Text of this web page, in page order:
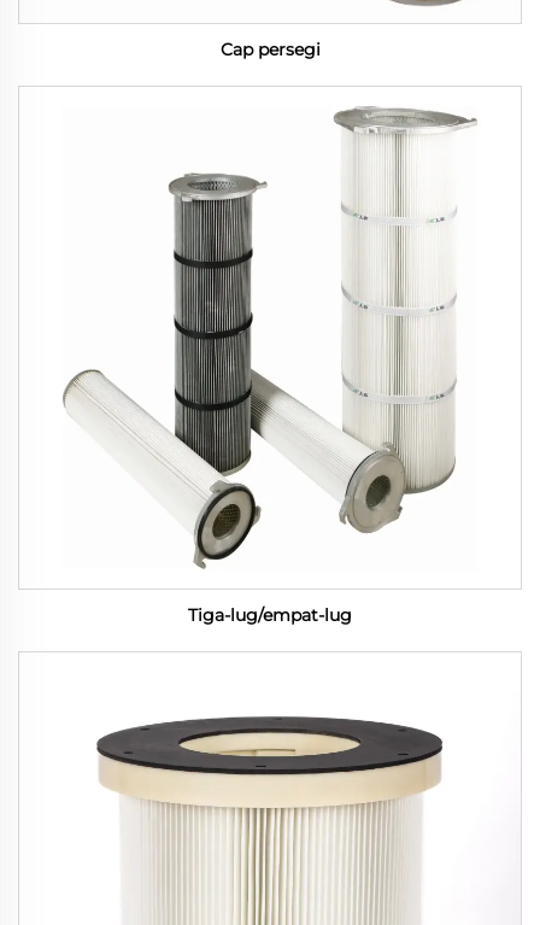
Cap persegi
Tiga-lug/empat-lug